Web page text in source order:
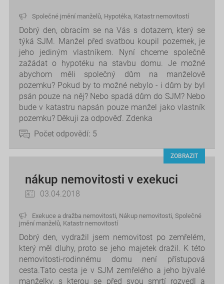
Společné jmění manželů, Hypotéka, Katastr nemovitostí
Dobrý den, obracím se na Vás s dotazem, který se
týká SJM. Manžel před svatbou koupil pozemek, je
jeho jediným vlastníkem. Nyní chceme společně
zažádat o hypotéku na stavbu domu. Je možné
abychom měli společný dům na manželově
pozemku? Pokud by to možné nebylo - i dům by byl
psán pouze na něj? Nebo spadá dům do SJM? Nebo
bude v katastru napsán pouze manžel jako vlastník
pozemku? Děkuji za odpověď. Zdenka
Počet odpovědí: 5
ZOBRAZIT
nákup nemovitosti v exekuci
03.04.2018
Exekuce a dražba nemovitosti, Nákup nemovitosti, Společné
jmění manželů, Katastr nemovitostí
Dobrý den, vydražil jsem nemovitost po zemřelém,
který měl dluhy, proto se jeho majetek dražil. K této
nemovitosti-rodinnému domu není přístupová
cesta.Tato cesta je v SJM zemřelého a jeho bývalé
manželky, s kterou se před svou smrtí rozvedl a